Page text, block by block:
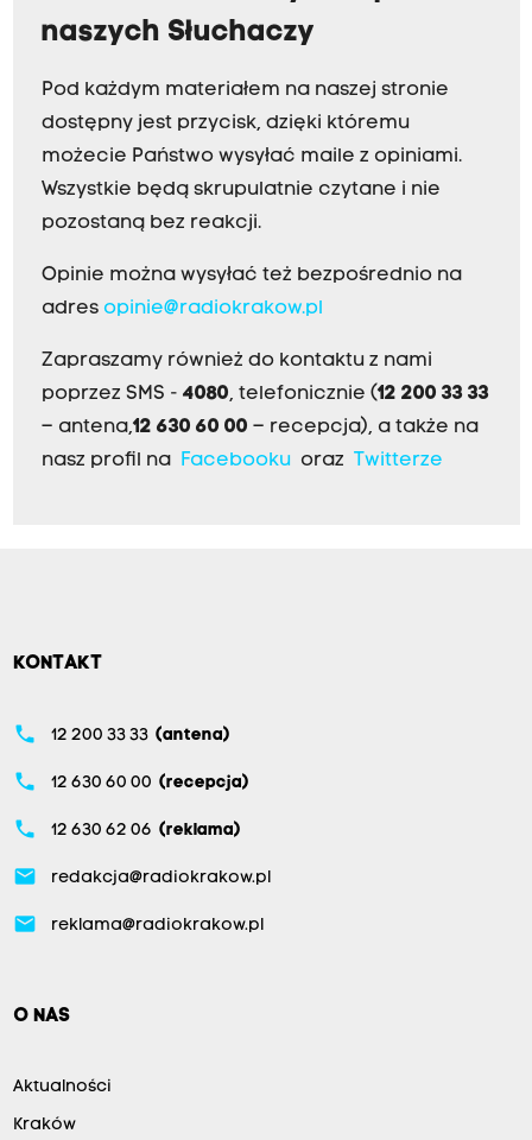
naszych Słuchaczy
Pod każdym materiałem na naszej stronie
dostępny jest przycisk, dzięki któremu
możecie Państwo wysyłać maile z opiniami.
Wszystkie będą skrupulatnie czytane i nie
pozostaną bez reakcji.
Opinie można wysyłać też bezpośrednio na
adres opinie@radiokrakow.pl
Zapraszamy również do kontaktu z nami
poprzez SMS - 4080, telefonicznie (12 200 33 33
– antena,12 630 60 00 – recepcja), a także na
nasz profil na
Facebookuoraz Twitterze
KONTAKT
phone 12 200 33 33 (antena)
phone 12 630 60 00 (recepcja)
phone 12 630 62 06 (reklama)
email redakcja@radiokrakow.pl
email reklama@radiokrakow.pl
O NAS
Aktualności
Kraków